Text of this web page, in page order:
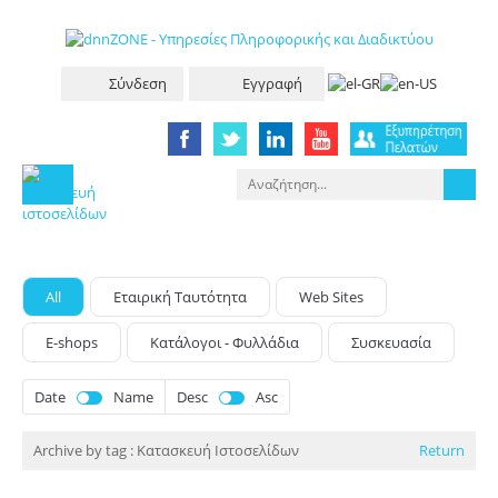
Σύνδεση Εγγραφή
All Eταιρική Tαυτότητα Web Sites
E-shops Κατάλογοι - Φυλλάδια Συσκευασία
Date Name Desc Asc
Archive by tag : Κατασκευή Ιστοσελίδων Return